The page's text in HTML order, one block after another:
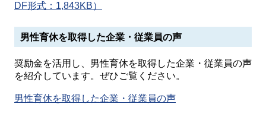
DF形式：1,843KB）
男性育休を取得した企業・従業員の声
奨励金を活用し、男性育休を取得した企業・従業員の声
を紹介しています。ぜひご覧ください。
男性育休を取得した企業・従業員の声